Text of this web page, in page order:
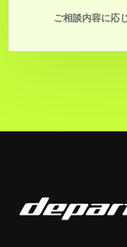
ご相談内容に応